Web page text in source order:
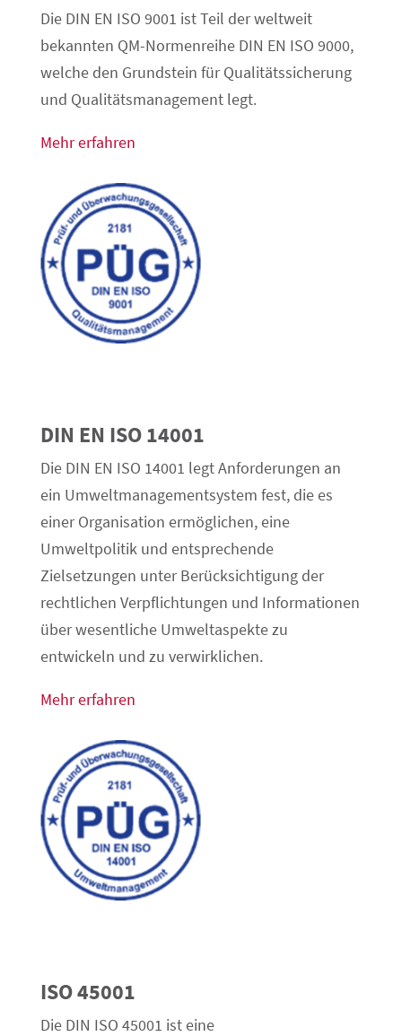
Die DIN EN ISO 9001 ist Teil der weltweit
bekannten QM-Normenreihe DIN EN ISO 9000,
welche den Grundstein für Qualitätssicherung
und Qualitätsmanagement legt.
Mehr erfahren
DIN EN ISO 14001
Die DIN EN ISO 14001 legt Anforderungen an
ein Umweltmanagementsystem fest, die es
einer Organisation ermöglichen, eine
Umweltpolitik und entsprechende
Zielsetzungen unter Berücksichtigung der
rechtlichen Verpflichtungen und Informationen
über wesentliche Umweltaspekte zu
entwickeln und zu verwirklichen.
Mehr erfahren
ISO 45001
Die DIN ISO 45001 ist eine